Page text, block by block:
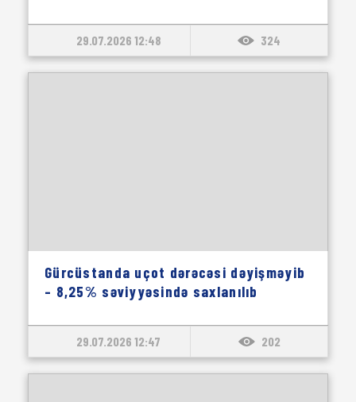
29.07.2026 12:48 324
Gürcüstanda uçot dərəcəsi dəyişməyib
– 8,25% səviyyəsində saxlanılıb
29.07.2026 12:47 202